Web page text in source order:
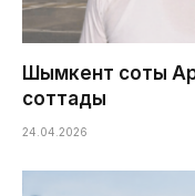
Шымкент соты
соттады
24.04.2026